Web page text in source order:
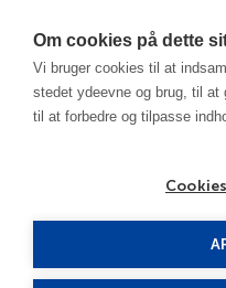
Om cookies på dette
Vi bruger cookies til at
stedet ydeevne og brug, til at
til at forbedre og tilpasse
Hotel Number One by